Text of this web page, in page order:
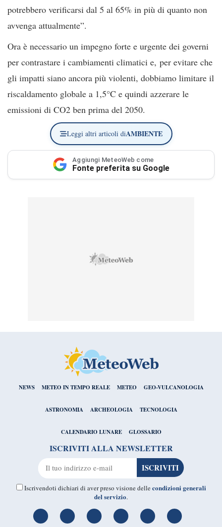
potrebbero verificarsi dal 5 al 65% in più di quanto non
avvenga attualmente”.
Ora è necessario un impegno forte e urgente dei governi
per contrastare i cambiamenti climatici e, per evitare che
gli impatti siano ancora più violenti, dobbiamo limitare il
riscaldamento globale a 1,5°C e quindi azzerare le
emissioni di CO2 ben prima del 2050.
Leggi altri articoli diAMBIENTE
Aggiungi MeteoWeb come
Fonte preferita su Google
NEWS METEO IN TEMPO REALE METEO GEO-VULCANOLOGIA
ASTRONOMIA ARCHEOLOGIA TECNOLOGIA
CALENDARIO LUNARE GLOSSARIO
ISCRIVITI ALLA NEWSLETTER
Iscrivendoti dichiari di aver preso visione dellecondizioni generali
del servizio.